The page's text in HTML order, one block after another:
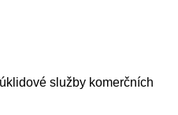
služby komerčních